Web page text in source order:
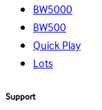
BW5000
BW500
Quick Play
Lots
Support